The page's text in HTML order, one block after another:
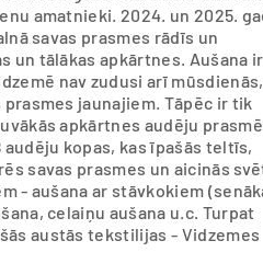
amatnieki. 2024. un 2025.
savas prasmes rādīs un
un tālākas apkārtnes. Aušana
nav zudusi arī
jaunajiem. Tāpēc ir tik
apkārtnes audēju
kopas, kas īpašās teltīs,
savas prasmes un aicinās
- aušana ar stāvkokiem
celaiņu aušana u.c. Turpat
austās tekstilijas - Vidzemes